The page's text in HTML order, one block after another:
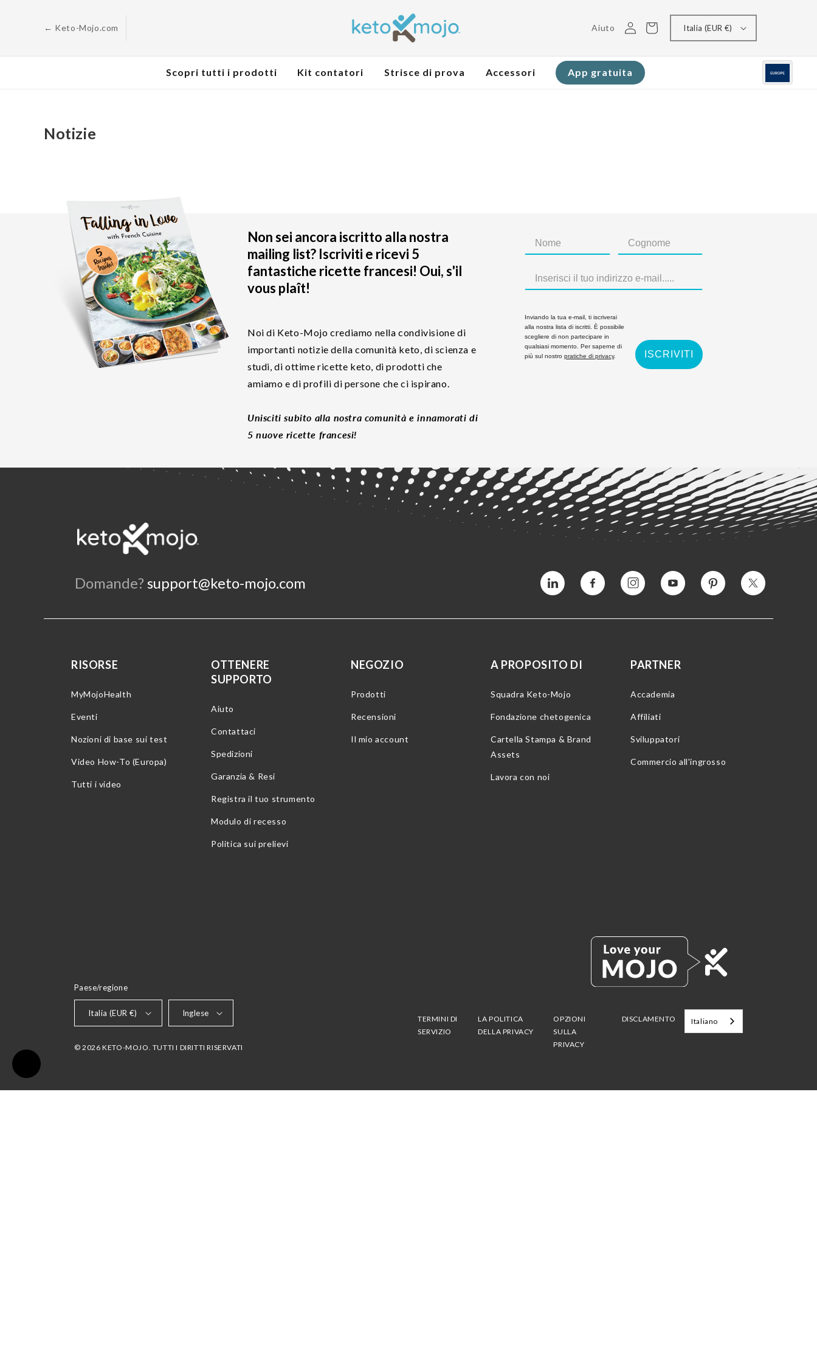
← Keto-Mojo.com Aiuto AccediCarrello Italia (EUR €)
Scopri tutti i prodotti Kit contatori Strisce di prova Accessori App gratuita
Notizie
Non sei ancora iscritto alla nostra
mailing list? Iscriviti e ricevi 5
fantastiche ricette francesi! Oui, s'il
vous plaît!
Noi di Keto-Mojo crediamo nella condivisione di
importanti notizie della comunità keto, di scienza e
studi, di ottime ricette keto, di prodotti che
amiamo e di profili di persone che ci ispirano.
Unisciti subito alla nostra comunità e innamorati di
5 nuove ricette francesi!
Inviando la tua e-mail, ti iscriverai
alla nostra lista di iscritti. È possibile
scegliere di non partecipare in
qualsiasi momento. Per saperne di
più sul nostro pratiche di privacy. ISCRIVITI
Domande? support@keto-mojo.com Vimeo Facebook InstagramYouTube Pinterest Twitter
RISORSE
MyMojoHealth
Eventi
Nozioni di base sui test
Video How-To (Europa)
Tutti i video
OTTENERE
SUPPORTO
Aiuto
Contattaci
Spedizioni
Garanzia & Resi
Registra il tuo strumento
Modulo di recesso
Politica sui prelievi
NEGOZIO
Prodotti
Recensioni
Il mio account
A PROPOSITO DI
Squadra Keto-Mojo
Fondazione chetogenica
Cartella Stampa & Brand
Assets
Lavora con noi
PARTNER
Accademia
Affiliati
Sviluppatori
Commercio all'ingrosso
Paese/regione
Italia (EUR €) Inglese
© 2026 KETO-MOJO. TUTTI I DIRITTI RISERVATI
TERMINI DI
SERVIZIO
LA POLITICA
DELLA PRIVACY
OPZIONI
SULLA
PRIVACY
DISCLAMENTO Italiano